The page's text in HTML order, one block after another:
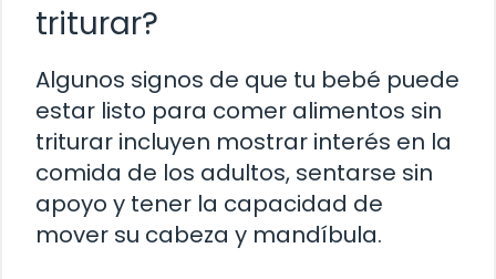
triturar?
Algunos signos de que tu bebé puede
estar listo para comer alimentos sin
triturar incluyen mostrar interés en la
comida de los adultos, sentarse sin
apoyo y tener la capacidad de
mover su cabeza y mandíbula.